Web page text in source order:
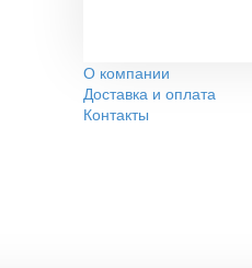
О компании
Доставка и оплата
Контакты